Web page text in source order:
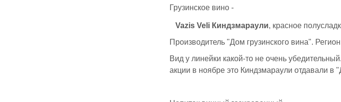
Грузинское вино -
Vazis Veli Киндзмараули, красное
Производитель "Дом грузинского вина".
Вид у линейки какой-то не очень
акции в ноябре это Киндзмараули отдавали в